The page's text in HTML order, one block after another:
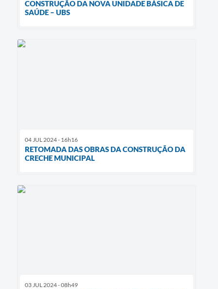
CONSTRUÇÃO DA NOVA UNIDADE BÁSICA DE
SAÚDE – UBS
04 JUL 2024 - 16h16
RETOMADA DAS OBRAS DA CONSTRUÇÃO DA
CRECHE MUNICIPAL
03 JUL 2024 - 08h49